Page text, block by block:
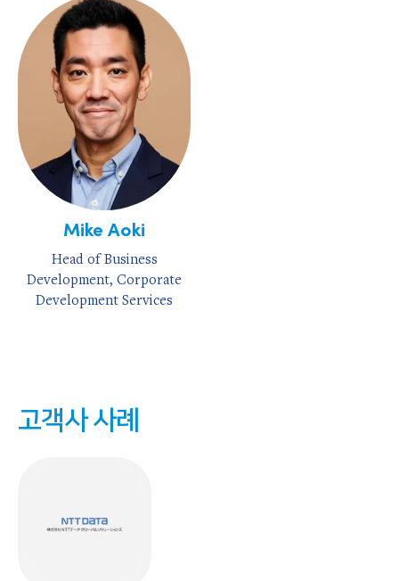
Mike Aoki
Head of Business
Development, Corporate
Development Services
고객사 사례